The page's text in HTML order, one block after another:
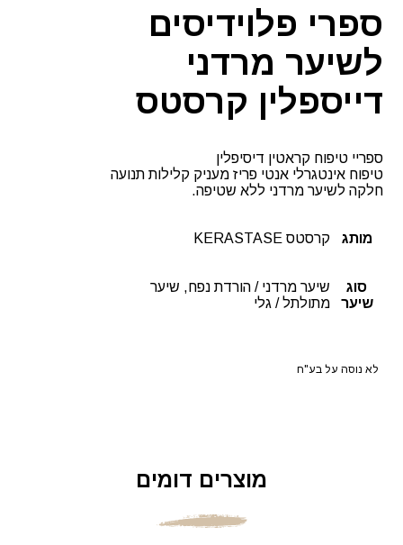
ספרי פלוידיסים
לשיער מרדני
דייספלין קרסטס
ספריי טיפוח קראטין דיסיפלין
טיפוח אינטגרלי אנטי פריז מעניק קלילות תנועה
חלקה לשיער מרדני ללא שטיפה.
מותג קרסטס KERASTASE
סוג
שיער
שיער מרדני / הורדת נפח, שיער
מתולתל / גלי
לא נוסה על בע"ח
מוצרים דומים